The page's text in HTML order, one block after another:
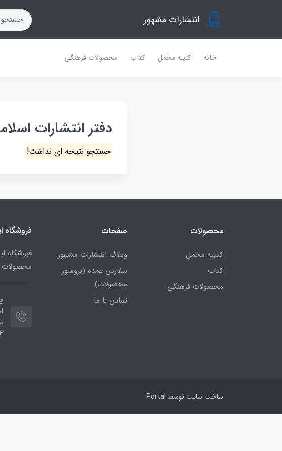
انتشارات مشهور
خانه کتیبه مخمل کتاب محصولات فرهنگی
دفتر انتشارات
جستجو نتیجه ای نداشت!
محصولات
کتیبه مخمل
کتاب
محصولات فرهنگی
صفحات
وبلاگ انتشارات مشهور
سفارش عمده (بروشور
محصولات)
تماس با ما
فروشگاه
فروشگاه
ساخت سایت توسط Portal